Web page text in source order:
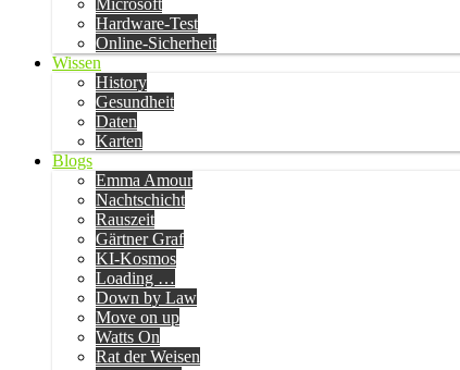
Microsoft
Hardware-Test
Online-Sicherheit
Wissen
History
Gesundheit
Daten
Karten
Blogs
Emma Amour
Nachtschicht
Rauszeit
Gärtner Graf
KI-Kosmos
Loading …
Down by Law
Move on up
Watts On
Rat der Weisen